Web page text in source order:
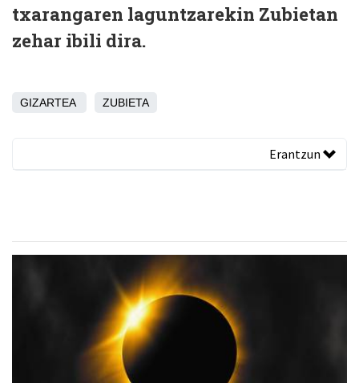
txarangaren laguntzarekin Zubietan
zehar ibili dira.
GIZARTEA ZUBIETA
Erantzun